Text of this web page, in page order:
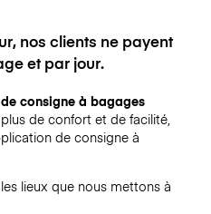
nos clients ne payent
et par jour.
consigne à bagages
de confort et de facilité,
de consigne à
lieux que nous mettons à